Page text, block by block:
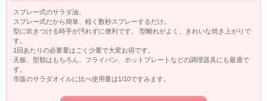
スプレー式のサラダ油。
スプレー式だから簡単、軽く数秒スプレーするだけ。
型に吹きつける時手が汚れずに便利です。 型離れがよく、きれいな焼き上がりで
す。
1回あたりの必要量はごく少量で大変お得です。
天板、型類はもちろん、フライパン、ホットプレートなどの調理器具にも最適で
す。
市販のサラダオイルに比べ使用量は1/10ですみます。